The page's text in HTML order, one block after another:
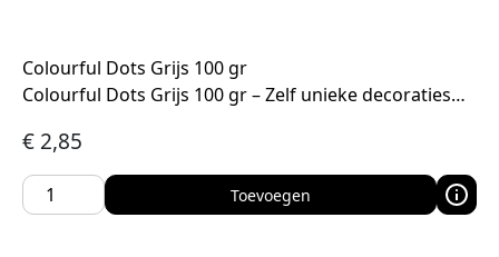
Colourful Dots Grijs 100 gr
Colourful Dots Grijs 100 gr – Zelf unieke decoraties…
€ 2,85
Toevoegen